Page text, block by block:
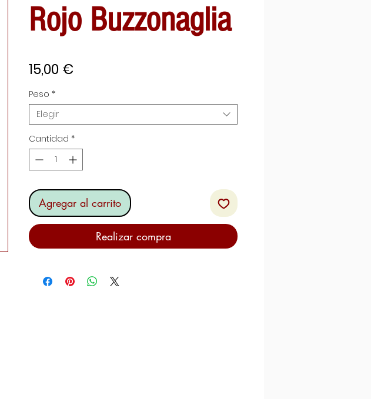
Rojo Buzzonaglia
15,00 €
Peso *
Elegir
Cantidad *
Agregar al carrito
Realizar compra